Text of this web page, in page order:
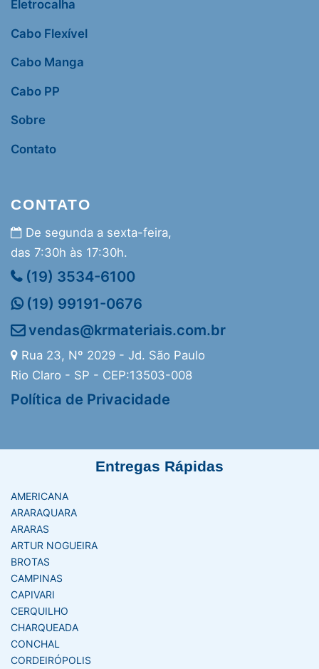
Eletrocalha
Cabo Flexível
Cabo Manga
Cabo PP
Sobre
Contato
CONTATO
De segunda a sexta-feira,
das 7:30h às 17:30h.
(19) 3534-6100
(19) 99191-0676
vendas@krmateriais.com.br
Rua 23, Nº 2029 - Jd. São Paulo
Rio Claro - SP - CEP:13503-008
Política de Privacidade
Entregas Rápidas
AMERICANA
ARARAQUARA
ARARAS
ARTUR NOGUEIRA
BROTAS
CAMPINAS
CAPIVARI
CERQUILHO
CHARQUEADA
CONCHAL
CORDEIRÓPOLIS